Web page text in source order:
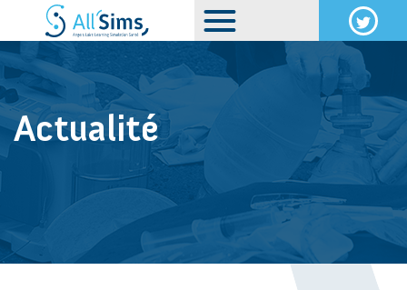
Actualité